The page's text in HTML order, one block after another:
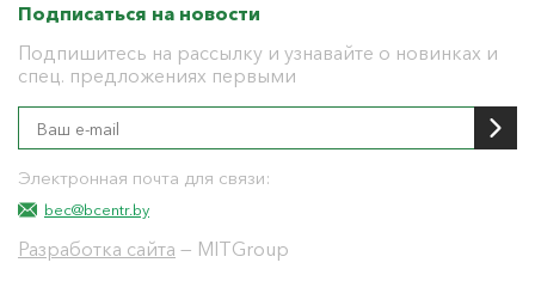
Подписаться на новости
Подпишитесь на рассылку и узнавайте о новинках и
спец. предложениях первыми
Электронная почта для связи:
bec@bcentr.by
Разработка сайта — MITGroup